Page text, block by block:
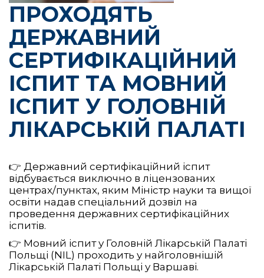
ПРОХОДЯТЬ
ДЕРЖАВНИЙ
СЕРТИФІКАЦІЙНИЙ
ІСПИТ ТА МОВНИЙ
ІСПИТ У ГОЛОВНІЙ
ЛІКАРСЬКІЙ ПАЛАТІ
👉 Державний сертифікаційний іспит
відбувається виключно в ліцензованих
центрах/пунктах, яким Міністр науки та вищої
освіти надав спеціальний дозвіл на
проведення державних сертифікаційних
іспитів.
👉 Мовний іспит у Головній Лікарській Палаті
Польщі (NIL) проходить у найголовнішій
Лікарській Палаті Польщі у Варшаві.